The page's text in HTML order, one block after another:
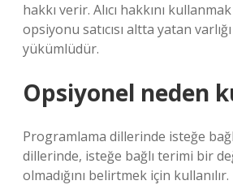
hakkı verir. Alıcı hakkını
opsiyonu satıcısı altta yatan
yükümlüdür.
Opsiyonel neden
Programlama dillerinde isteğe
dillerinde, isteğe bağlı terimi bir
olmadığını belirtmek için